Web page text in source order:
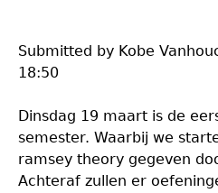
Submitted by Kobe
18:50
Dinsdag 19 maart is de
semester. Waarbij we
ramsey theory gegeven
Achteraf zullen er